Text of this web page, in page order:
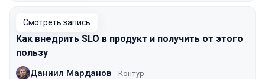
Смотреть запись
Как внедрить SLO в продукт и получить от этого
пользу
Даниил Марданов Контур